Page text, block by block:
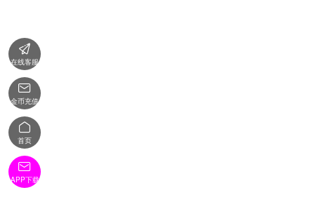

在线客服

金币充值

首页

APP下载